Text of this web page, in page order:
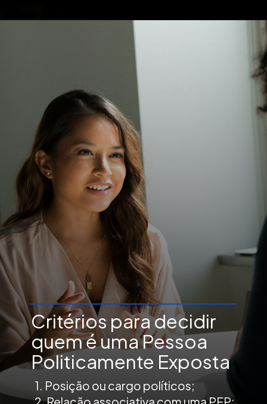
1. Posição ou cargo políticos;
Critérios para decidir
quem é uma Pessoa
Politicamente Exposta